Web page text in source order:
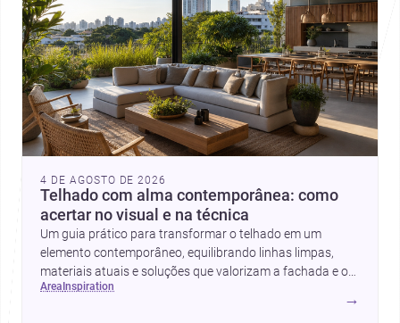
4 DE AGOSTO DE 2026
Telhado com alma contemporânea: como
acertar no visual e na técnica
Um guia prático para transformar o telhado em um
elemento contemporâneo, equilibrando linhas limpas,
materiais atuais e soluções que valorizam a fachada e o
conforto da casa.
area inspiration
→